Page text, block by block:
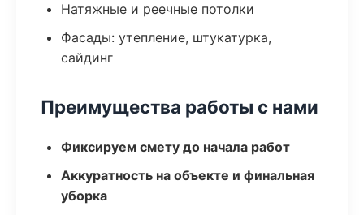
Натяжные и реечные потолки
Фасады: утепление, штукатурка,
сайдинг
Преимущества работы с нами
Фиксируем смету до начала работ
Аккуратность на объекте и финальная
уборка